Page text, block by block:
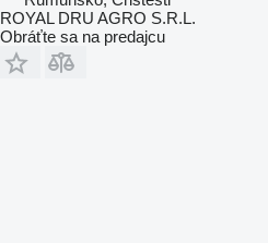
ROYAL DRU AGRO S.R.L.
Obráťte sa na predajcu